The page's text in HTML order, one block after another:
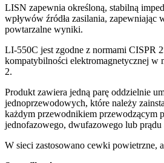
LISN zapewnia określoną, stabilną
wpływów źródła zasilania, zapewniając
powtarzalne wyniki.
LI-550C jest zgodne z normami CISPR
kompatybilności elektromagnetycznej w
2.
Produkt zawiera jedną parę oddzielnie
jednoprzewodowych, które należy
każdym przewodnikiem przewodzącym
jednofazowego, dwufazowego lub prądu
W sieci zastosowano cewki powietrzne,